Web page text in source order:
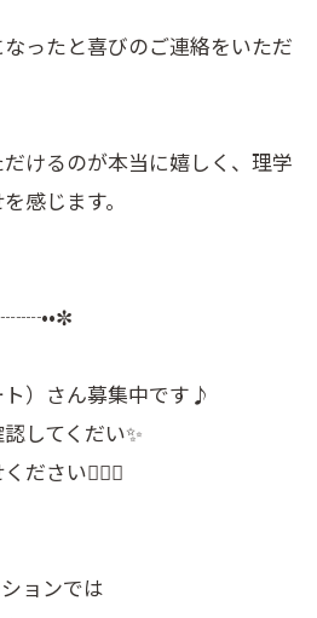
ったと喜びのご連絡をいただ
けるのが本当に嬉しく、理学
感じます。
）さん募集中です♪
してくだい✨
ださい💁🏻‍♀️
ョンでは